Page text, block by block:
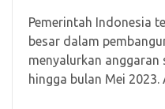
Pemerintah Indonesia
besar dalam
menyalurkan anggaran
hingga bulan Mei